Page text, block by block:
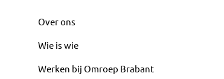
Over ons
Wie is wie
Werken bij Omroep Brabant